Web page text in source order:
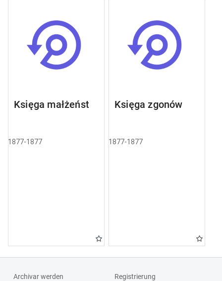
Księga małżeństw
1877-1877
Księga zgonów
1877-1877
Archivar werden
Registrierung